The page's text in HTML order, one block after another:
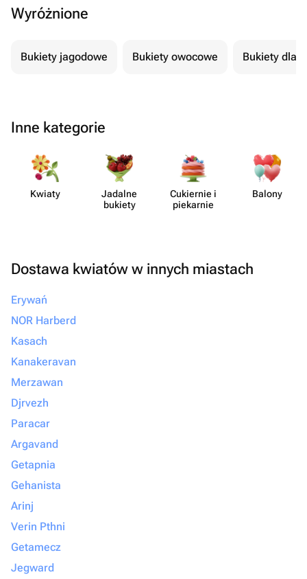
Wyróżnione
Bukiety jagodowe Bukiety owocowe Bukiety dla
Inne kategorie
Kwiaty
Jadalne
bukiety
Cukiernie i
piekarnie
Balony
Dostawa kwiatów w innych miastach
Erywań
NOR Harberd
Kasach
Kanakeravan
Merzawan
Djrvezh
Paracar
Argavand
Getapnia
Gehanista
Arinj
Verin Pthni
Getamecz
Jegward